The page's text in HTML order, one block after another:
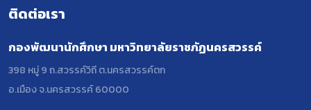
ติดต่อเรา
กองพัฒนานักศึกษา มหาวิทยาลัยราชภัฏนครสวรรค์
398 หมู่ 9 ถ.สวรรค์วิถี ต.นครสวรรค์ตก
อ.เมือง จ.นครสวรรค์ 60000